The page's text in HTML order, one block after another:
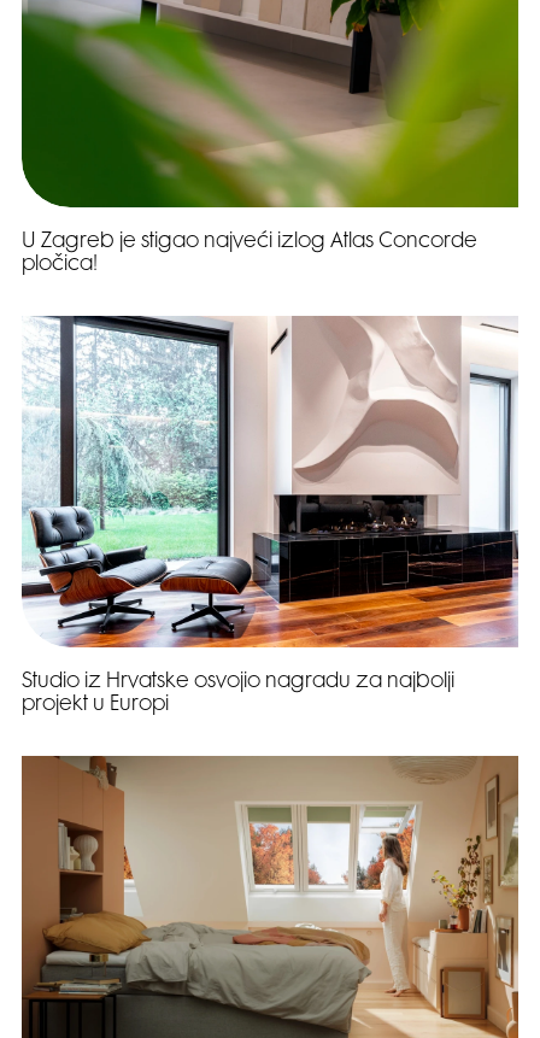
U Zagreb je stigao najveći izlog Atlas Concorde
pločica!
Studio iz Hrvatske osvojio nagradu za najbolji
projekt u Europi